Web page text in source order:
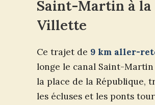
Saint-Martin à la
Villette
Ce trajet de 9 km aller-
longe le canal Saint-
la place de la République,
les écluses et les ponts